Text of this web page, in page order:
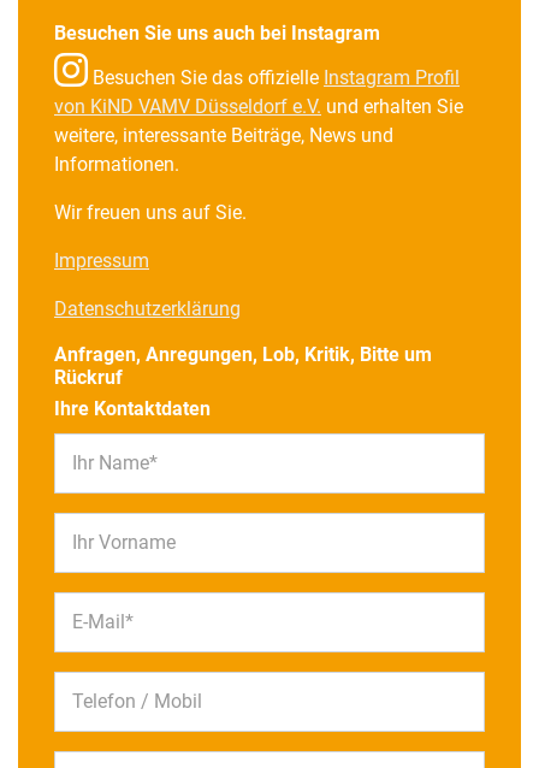
Besuchen Sie uns auch bei Instagram
Besuchen Sie das offizielle Instagram Profil
von KiND VAMV Düsseldorf e.V. und erhalten Sie
weitere, interessante Beiträge, News und
Informationen.
Wir freuen uns auf Sie.
Impressum
Datenschutzerklärung
Anfragen, Anregungen, Lob, Kritik, Bitte um
Rückruf
Ihre Kontaktdaten
Ihr Name*
Ihr Vorname
E-Mail*
Telefon / Mobil